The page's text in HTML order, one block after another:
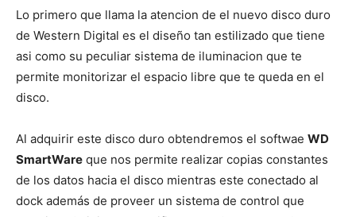
Lo primero que llama la atencion de el nuevo disco duro
de Western Digital es el diseño tan estilizado que tiene
asi como su peculiar sistema de iluminacion que te
permite monitorizar el espacio libre que te queda en el
disco.
Al adquirir este disco duro obtendremos el softwae WD
SmartWare que nos permite realizar copias constantes
de los datos hacia el disco mientras este conectado al
dock además de proveer un sistema de control que